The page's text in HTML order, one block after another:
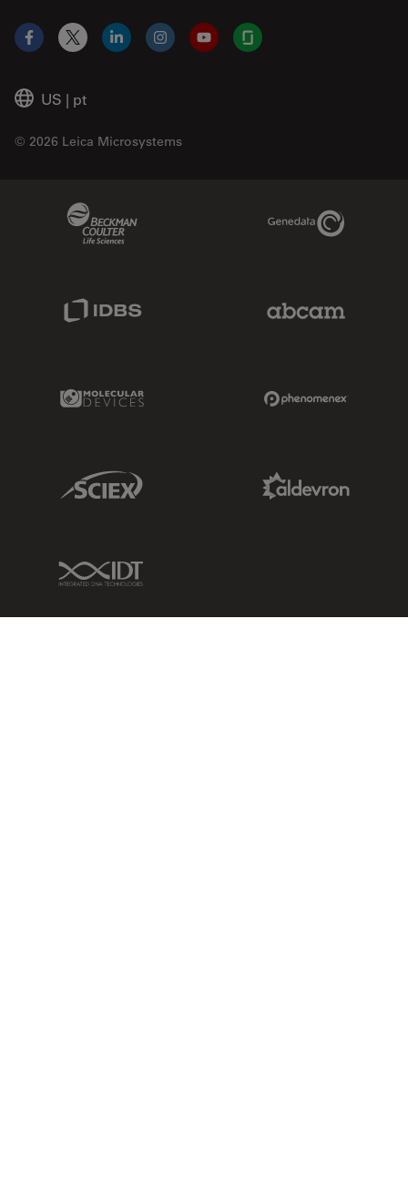
US | pt
© 2026 Leica Microsystems
Facebook
X LinkedInInstagramYouTubeGlassdoor
Genedata Link
Molecular Devices Link
Sciex Link
IDT Link